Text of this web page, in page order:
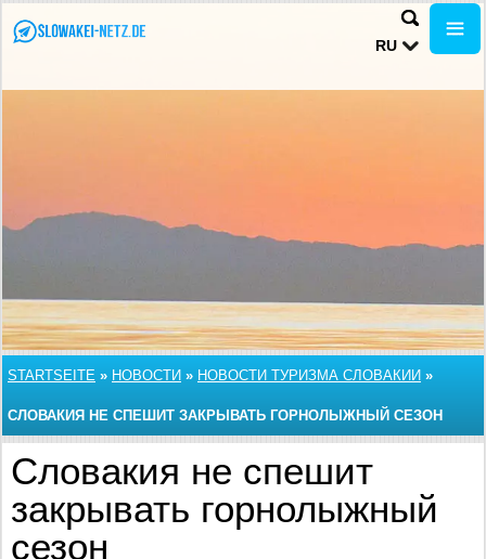
RU
STARTSEITE » НОВОСТИ » НОВОСТИ ТУРИЗМА СЛОВАКИИ »
СЛОВАКИЯ НЕ СПЕШИТ ЗАКРЫВАТЬ ГОРНОЛЫЖНЫЙ СЕЗОН
Словакия не спешит
закрывать горнолыжный
сезон